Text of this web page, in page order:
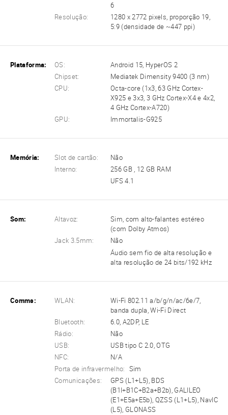
6
Resolução:
1280 x 2772 pixels, proporção 19,
5:9 (densidade de ~447 ppi)
Plataforma: OS:
Android 15, HyperOS 2
Chipset:
Mediatek Dimensity 9400 (3 nm)
CPU:
Octa-core (1x3, 63 GHz Cortex-
X925 e 3x3, 3 GHz Cortex-X4 e 4x2,
4 GHz Cortex-A720)
GPU:
Immortalis-G925
Memória: Slot de cartão:
Não
Interno:
256 GB , 12 GB RAM
UFS 4.1
Som: Altavoz:
Sim, com alto-falantes estéreo
(com Dolby Atmos)
Jack 3.5mm:
Não
Áudio sem fio de alta resolução e
alta resolução de 24 bits/192 kHz
Comms: WLAN:
Wi-Fi 802.11 a/b/g/n/ac/6e/7,
banda dupla, Wi-Fi Direct
Bluetooth:
6.0, A2DP, LE
Rádio:
Não
USB:
USB tipo C 2.0, OTG
NFC:
N/A
Porta de infravermelho:
Sim
Comunicações:
GPS (L1+L5), BDS
(B1I+B1C+B2a+B2b), GALILEO
(E1+E5a+E5b), QZSS (L1+L5), NavIC
(L5), GLONASS